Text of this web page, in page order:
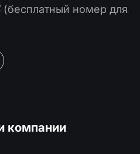
(бесплатный номер для
компании